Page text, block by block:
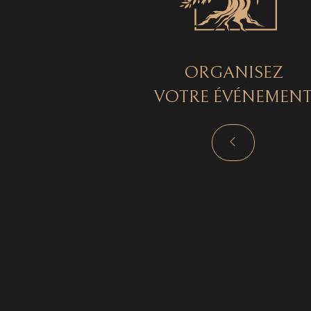
ORGANISEZ
VOTRE